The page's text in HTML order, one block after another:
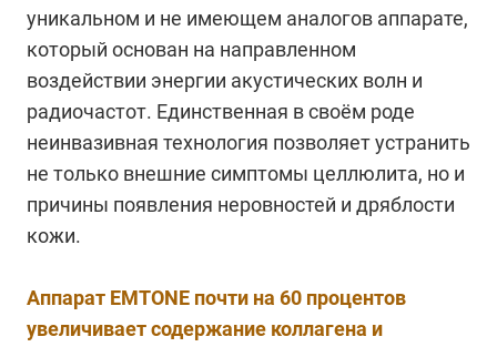
уникальном и не имеющем аналогов аппарате,
который основан на направленном
воздействии энергии акустических волн и
радиочастот. Единственная в своём роде
неинвазивная технология позволяет устранить
не только внешние симптомы целлюлита, но и
причины появления неровностей и дряблости
кожи.
Аппарат EMTONE почти на 60 процентов
увеличивает содержание коллагена и